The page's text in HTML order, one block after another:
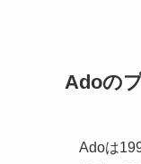
Adoの
Adoは